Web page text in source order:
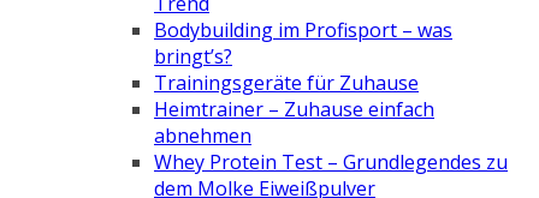
Bodybuilding im Profisport – was
bringt’s?
Trainingsgeräte für Zuhause
Heimtrainer – Zuhause einfach
abnehmen
Whey Protein Test – Grundlegendes zu
dem Molke Eiweißpulver